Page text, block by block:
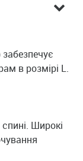
в розмірі L.
Широкі